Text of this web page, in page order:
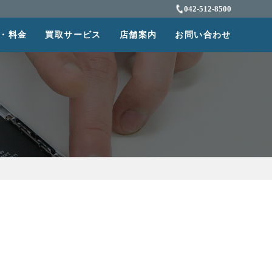
042-512-8500
料金 買取サービス 店舗案内 お問い合わせ